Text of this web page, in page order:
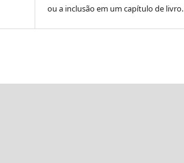
ou a inclusão em um capítulo de livro.